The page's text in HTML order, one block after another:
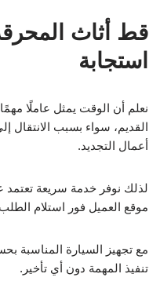
قط أثاث
استجابة
نعلم أن الوقت يمثل عاملًا
القديم، سواء بسبب الانتقال
أعمال التجديد.
لذلك نوفر خدمة سريعة
موقع العميل فور استلام
مع تجهيز السيارة المناسبة
تنفيذ المهمة دون أي تأخير.